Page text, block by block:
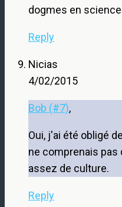
dogmes en science
Reply
Nicias
4/02/2015
Bob (#7),
Oui, j'ai été obligé
ne comprenais pas
assez de culture.
Reply